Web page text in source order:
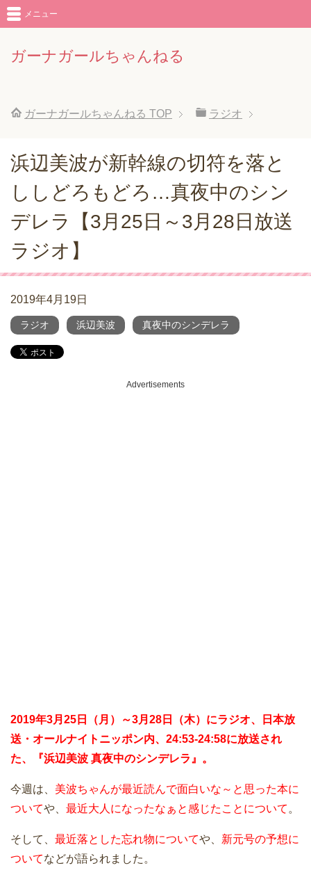
ガーナガールちゃんねる
メニュー
ガーナガールちゃんねる TOP ラジオ
浜辺美波が新幹線の切符を落と
ししどろもどろ…真夜中のシン
デレラ【3月25日～3月28日放送
ラジオ】
2019年4月19日
ラジオ 浜辺美波 真夜中のシンデレラ
Advertisements
2019年3月25日（月）～3月28日（木）にラジオ、日本放
送・オールナイトニッポン内、24:53-24:58に放送され
た、『浜辺美波 真夜中のシンデレラ』。
今週は、 美波ちゃんが最近読んで面白いな～と思った本に
ついてや、 最近大人になったなぁと感じたことについて 。
そして、 最近落とした忘れ物についてや、 新元号の予想に
ついてなどが語られました。